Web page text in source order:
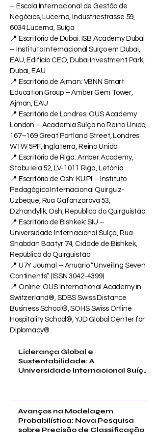
– Escola Internacional de Gestão de
Negócios, Lucerna, Industriestrasse 59,
6034 Lucerna, Suíça
📍 Escritório de Dubai: ISB Academy Dubai
– Instituto Internacional Suíço em Dubai,
EAU, Edifício CEO, Dubai Investment Park,
Dubai, EAU
📍 Escritório de Ajman: VBNN Smart
Education Group – Amber Gem Tower,
Ajman, EAU
📍 Escritório de Londres: OUS Academy
London – Academia Suíça no Reino Unido,
167–169 Great Portland Street, Londres
W1W 5PF, Inglaterra, Reino Unido
📍 Escritório de Riga: Amber Academy,
Stabu Iela 52, LV-1011 Riga, Letônia
📍 Escritório de Osh: KUIPI – Instituto
Pedagógico Internacional Quirguiz-
Uzbeque, Rua Gafanzarova 53,
Dzhandylik, Osh, República do Quirguistão
📍 Escritório de Bishkek: SIU –
Universidade Internacional Suíça, Rua
Shabdan Baatyr 74, Cidade de Bishkek,
República do Quirguistão
📍 U7Y Journal – Anuário “Unveiling Seven
Continents” (ISSN3042-4399)
📍 Online: OUS International Academy in
Switzerland®, SDBS Swiss Distance
Business School®, SOHS Swiss Online
Hospitality School®, YJD Global Center for
Diplomacy®
Liderança Global e
Sustentabilidade: A
Universidade Internacional Suíça
Avanços na Modelagem
Probabilística: Nova Pesquisa
sobre Precisão de Classificação